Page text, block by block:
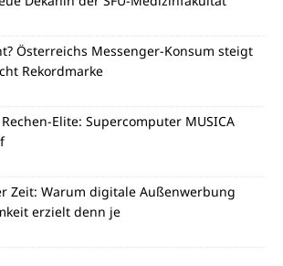
Österreichs Messenger-Konsum steigt
Rekordmarke
Elite: Supercomputer MUSICA
Zeit: Warum digitale Außenwerbung
erzielt denn je